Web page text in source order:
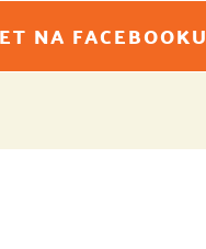
NA FACEBOOKU